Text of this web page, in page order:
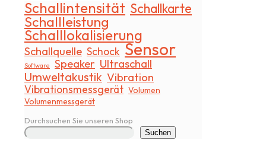
Schallintensität Schallkarte
Schallleistung
Schalllokalisierung
Schallquelle Schock Sensor
Software Speaker Ultraschall
Umweltakustik Vibration
Vibrationsmessgerät Volumen
Volumenmessgerät
Durchsuchen Sie unseren Shop
Suchen